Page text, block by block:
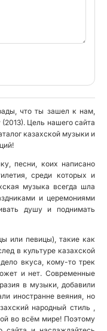
что ты зашел к нам,
Цель нашего сайта
казахской музыки и
песни, коих написано
среди которых и
музыка всегда шла
и церемониями
душу и поднимать
или певицы), такие как
в культуре казахской
вкуса, кому-то трек
и нет. Современные
в музыки, добавили
иностранне веяния, но
народный стиль ,
во всём мире! Поэтому